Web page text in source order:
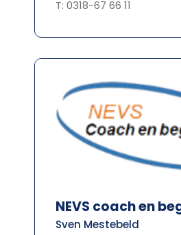
T: 0318-67 66 11
NEVS coach en
Sven Mestebeld